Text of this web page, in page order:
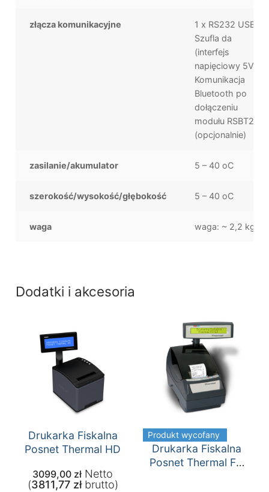
złącza komunikacyjne
1 x RS232 USB
Szufla da
(interfejs
napięciowy 5V)
Komunikacja
Bluetooth po
dołączeniu
modułu RSBT2
(opcjonalnie)
zasilanie/akumulator 5 – 40 oC
szerokość/wysokość/głębokość 5 – 40 oC
waga waga: ~ 2,2 kg
Dodatki i akcesoria
Drukarka Fiskalna
Posnet Thermal HD
3099,00 zł Netto
(3811,77 złbrutto)
Produkt wycofany
Drukarka Fiskalna
Posnet Thermal FV